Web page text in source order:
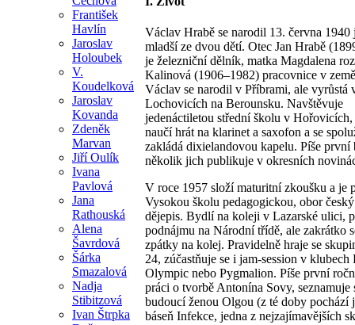
František
Havlín
Jaroslav
Holoubek
V.
Koudelková
Jaroslav
Kovanda
Zdeněk
Marvan
Jiří Oulík
Ivana
Pavlová
Jana
Rathouská
Alena
Šavrdová
Šárka
Smazalová
Nadja
Stibitzová
Ivan Štrpka
Václav Hrabě se narodil 13. června 1940
mladší ze dvou dětí. Otec Jan Hrabě
je železniční dělník, matka Magdalena
Kalinová (1906–1982) pracovnice v
Václav se narodil v Příbrami, ale vyrůstá
Lochovicích na Berounsku. Navštěvuje
jedenáctiletou střední školu v Hořovicích,
naučí hrát na klarinet a saxofon a se
zakládá dixielandovou kapelu. Píše první
několik jich publikuje v okresních
V roce 1957 složí maturitní zkoušku a je
Vysokou školu pedagogickou, obor
dějepis. Bydlí na koleji v Lazarské ulici,
podnájmu na Národní třídě, ale zakrátko
zpátky na kolej. Pravidelně hraje se
24, zúčastňuje se i jam-session v klubech
Olympic nebo Pygmalion. Píše první
práci o tvorbě Antonína Sovy, seznamuje
budoucí ženou Olgou (z té doby pochází
báseň Infekce, jedna z nejzajímavějších